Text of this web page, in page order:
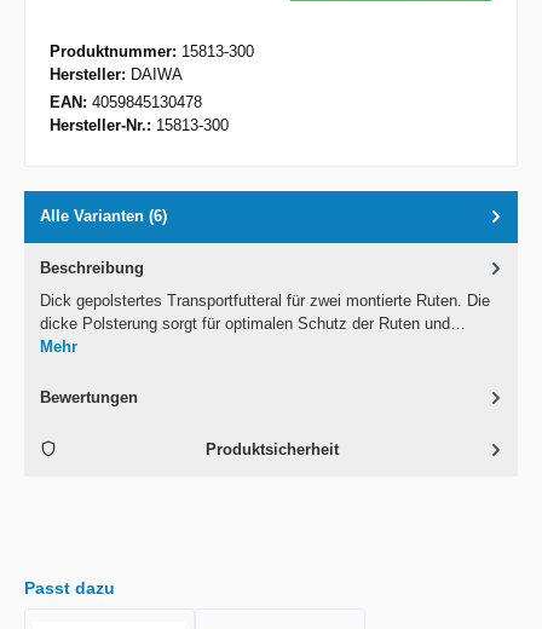
Produktnummer: 15813-300
Hersteller: DAIWA
EAN: 4059845130478
Hersteller-Nr.: 15813-300
Alle Varianten (6)
Beschreibung
Dick gepolstertes Transportfutteral für zwei montierte Ruten. Die
dicke Polsterung sorgt für optimalen Schutz der Ruten und…
Mehr
Bewertungen
Produktsicherheit
Passt dazu